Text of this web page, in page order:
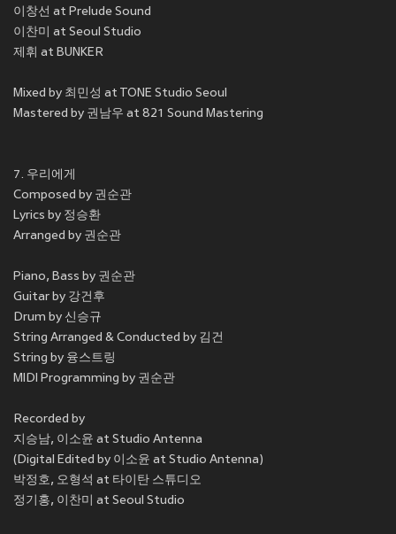
이창선 at Prelude Sound
이찬미 at Seoul Studio
제휘 at BUNKER
Mixed by 최민성 at TONE Studio Seoul
Mastered by 권남우 at 821 Sound Mastering
7. 우리에게
Composed by 권순관
Lyrics by 정승환
Arranged by 권순관
Piano, Bass by 권순관
Guitar by 강건후
Drum by 신승규
String Arranged & Conducted by 김건
String by 융스트링
MIDI Programming by 권순관
Recorded by
지승남, 이소윤 at Studio Antenna
(Digital Edited by 이소윤 at Studio Antenna)
박정호, 오형석 at 타이탄 스튜디오
정기홍, 이찬미 at Seoul Studio